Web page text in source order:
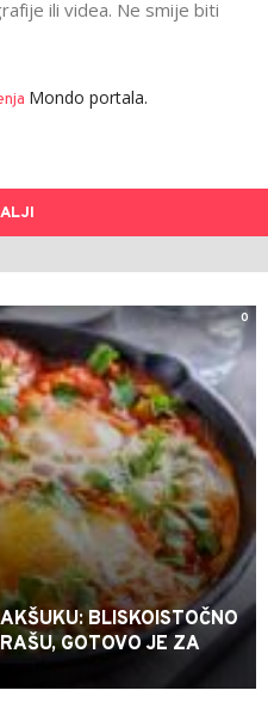
ili videa. Ne smije biti
Mondo portala.
0
BLISKOISTOČNO
GOTOVO JE ZA